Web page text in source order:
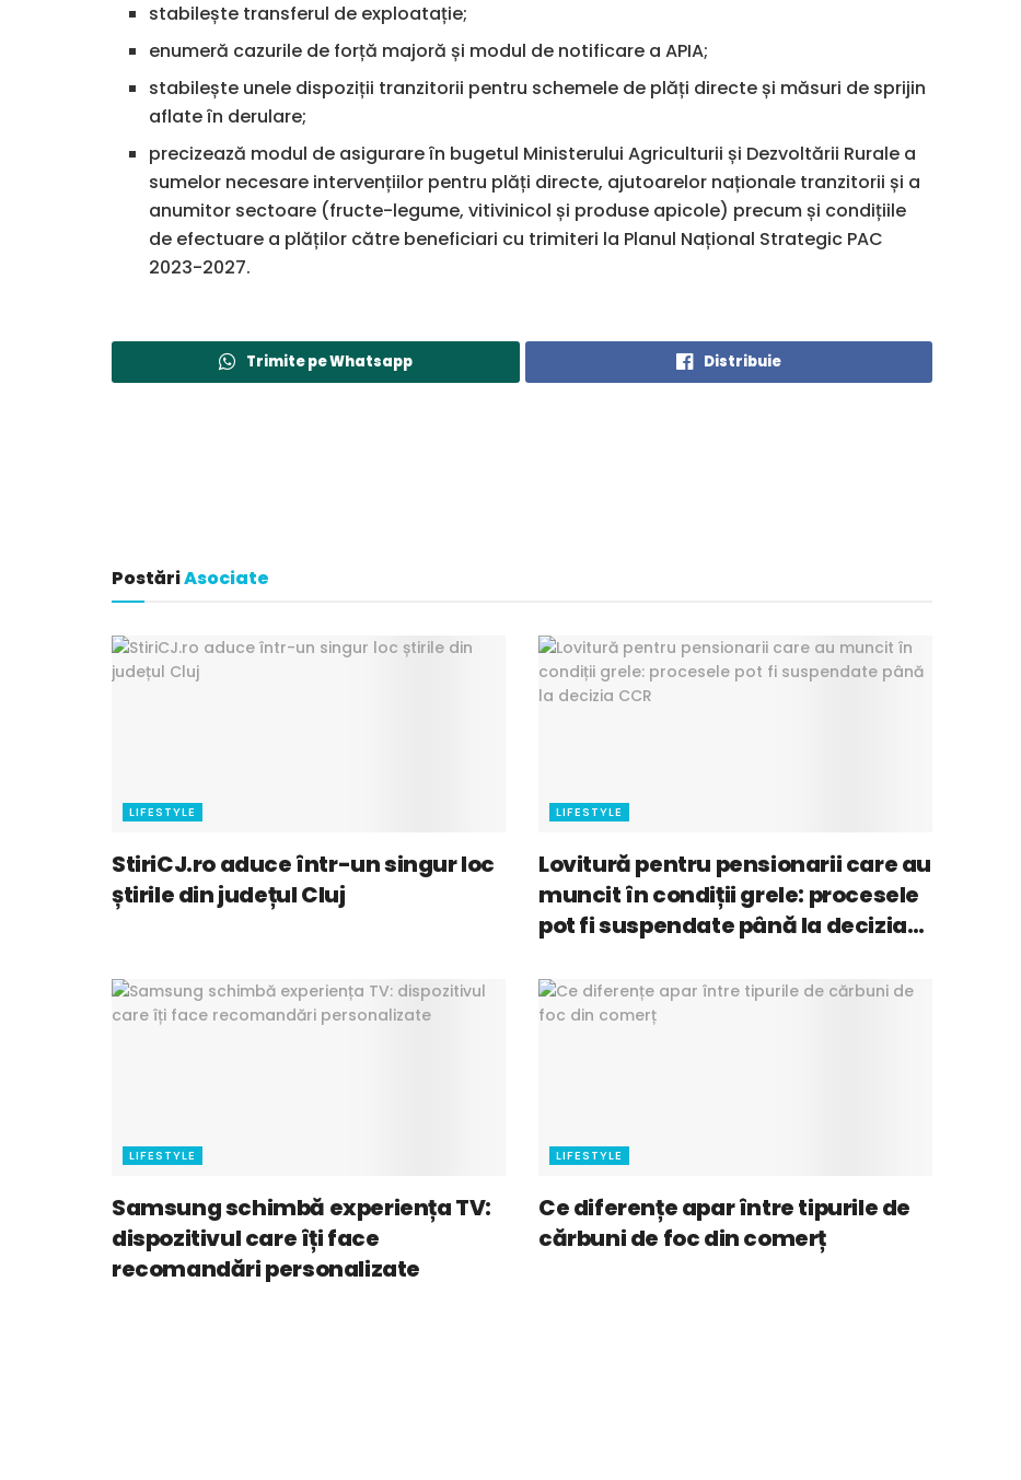
stabilește transferul de exploatație;
enumeră cazurile de forță majoră și modul de notificare a APIA;
stabilește unele dispoziții tranzitorii pentru schemele de plăți directe și măsuri de sprijin
aflate în derulare;
precizează modul de asigurare în bugetul Ministerului Agriculturii și Dezvoltării Rurale a
sumelor necesare intervențiilor pentru plăți directe, ajutoarelor naționale tranzitorii și a
anumitor sectoare (fructe-legume, vitivinicol și produse apicole) precum și condițiile
de efectuare a plăților către beneficiari cu trimiteri la Planul Național Strategic PAC
2023-2027.
Trimite pe Whatsapp Distribuie
PostăriAsociate
LIFESTYLE
StiriCJ.ro aduce într-un singur loc
știrile din județul Cluj
LIFESTYLE
Lovitură pentru pensionarii care au
muncit în condiții grele: procesele
pot fi suspendate până la decizia
LIFESTYLE
Samsung schimbă experiența TV:
dispozitivul care îți face
recomandări personalizate
LIFESTYLE
Ce diferențe apar între tipurile de
cărbuni de foc din comerț